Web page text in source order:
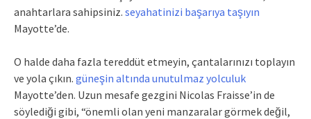
anahtarlara sahipsiniz. seyahatinizi başarıya taşıyın
Mayotte’de.
O halde daha fazla tereddüt etmeyin, çantalarınızı toplayın
ve yola çıkın. güneşin altında unutulmaz yolculuk
Mayotte’den. Uzun mesafe gezgini Nicolas Fraisse’in de
söylediği gibi, “önemli olan yeni manzaralar görmek değil,